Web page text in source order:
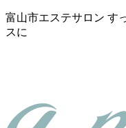
富山市エステサロン す
スに